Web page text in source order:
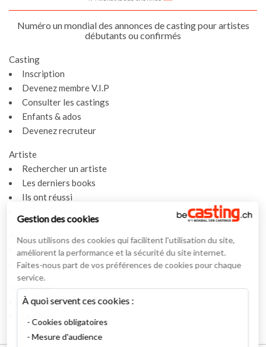
Numéro un mondial des annonces de casting pour artistes
débutants ou confirmés
Casting
Inscription
Devenez membre V.I.P
Consulter les castings
Enfants & ados
Devenez recruteur
Artiste
Rechercher un artiste
Les derniers books
Ils ont réussi
Actualités
Actualités
Vidéos
Interviews
Nos interviews
Gestion des cookies
Nous utilisons des cookies qui facilitent l'utilisation du site,
améliorent la performance et la sécurité du site internet.
Faites-nous part de vos préférences de cookies pour chaque
service.
À quoi servent ces cookies :
Cookies obligatoires
Mesure d'audience